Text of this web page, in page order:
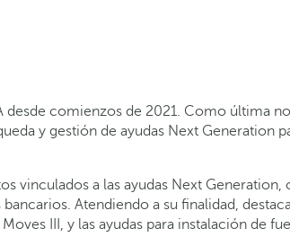
comienzos de 2021. Como última
y gestión de ayudas Next Generation
vinculados a las ayudas Next Generation,
Atendiendo a su finalidad,
III, y las ayudas para instalación de